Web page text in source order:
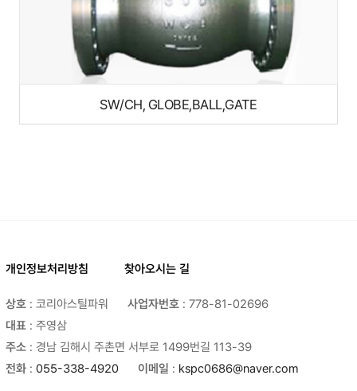
SW/CH, GLOBE,BALL,GATE
개인정보처리방침 찾아오시는 길
상호: 코리아스틸파워 사업자번호: 778-81-02696
대표: 주영삼
주소: 경남 김해시 주촌면 서부로 1499번길 113-39
전화: 055-338-4920 이메일 : kspc0686@naver.com